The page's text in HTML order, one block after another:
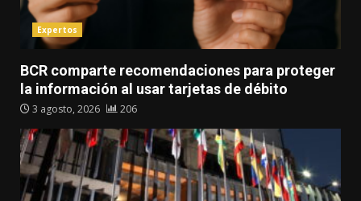
Expertos
BCR comparte recomendaciones para proteger
la información al usar tarjetas de débito
3 agosto, 2026 206